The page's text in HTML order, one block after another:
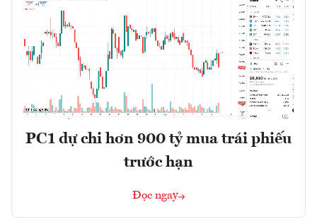
PC1 dự chi hơn 900 tỷ mua trái phiếu
trước hạn
Đọc ngay